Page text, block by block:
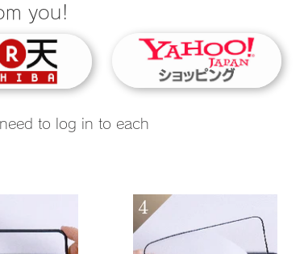
you!
to log in to each